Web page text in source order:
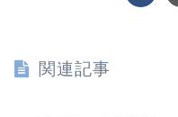
関連記事